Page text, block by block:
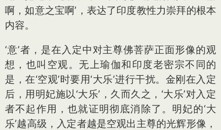
啊，如意之宝啊’，表达了印度教性力崇拜的根本
内容。
‘意’者，是在入定中对主尊佛菩萨正面形像的观
想，也叫空观。无上瑜伽和印度老密宗不同的
是，在‘空观’时要用‘大乐’进行干扰。金刚在入定
后，用明妃施以‘大乐’，久而久之，‘大乐’对入定
者不起作用，也就证明彻底消除了。明妃的‘大
乐’越高级，入定者越是空观出主尊的光辉形像，